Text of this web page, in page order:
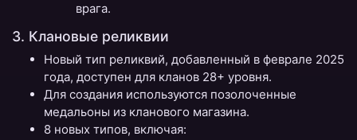
врага.
3. Клановые реликвии
Новый тип реликвий, добавленный в феврале 2025
года, доступен для кланов 28+ уровня.
Для создания используются позолоченные
медальоны из кланового магазина.
8 новых типов, включая: